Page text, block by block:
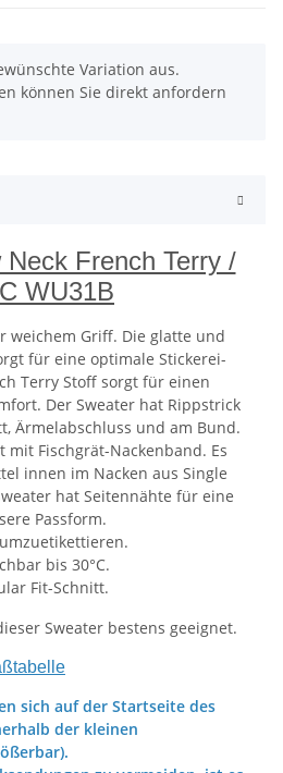
Variation aus.
können Sie direkt anfordern
French Terry /
WU31B
weichem Griff. Die glatte und
für eine optimale Stickerei-
Terry Stoff sorgt für einen
Der Sweater hat Rippstrick
Ärmelabschluss und am Bund.
mit Fischgrät-Nackenband. Es
innen im Nacken aus Single
hat Seitennähte für eine
Passform.
bis 30°C.
Fit-Schnitt.
Sweater bestens geeignet.
sich auf der Startseite des
der kleinen